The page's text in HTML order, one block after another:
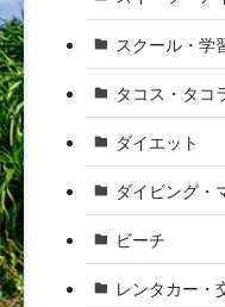
スクール・学
タコス・タコ
ダイエット
ダイビング・
ビーチ
レンタカー・